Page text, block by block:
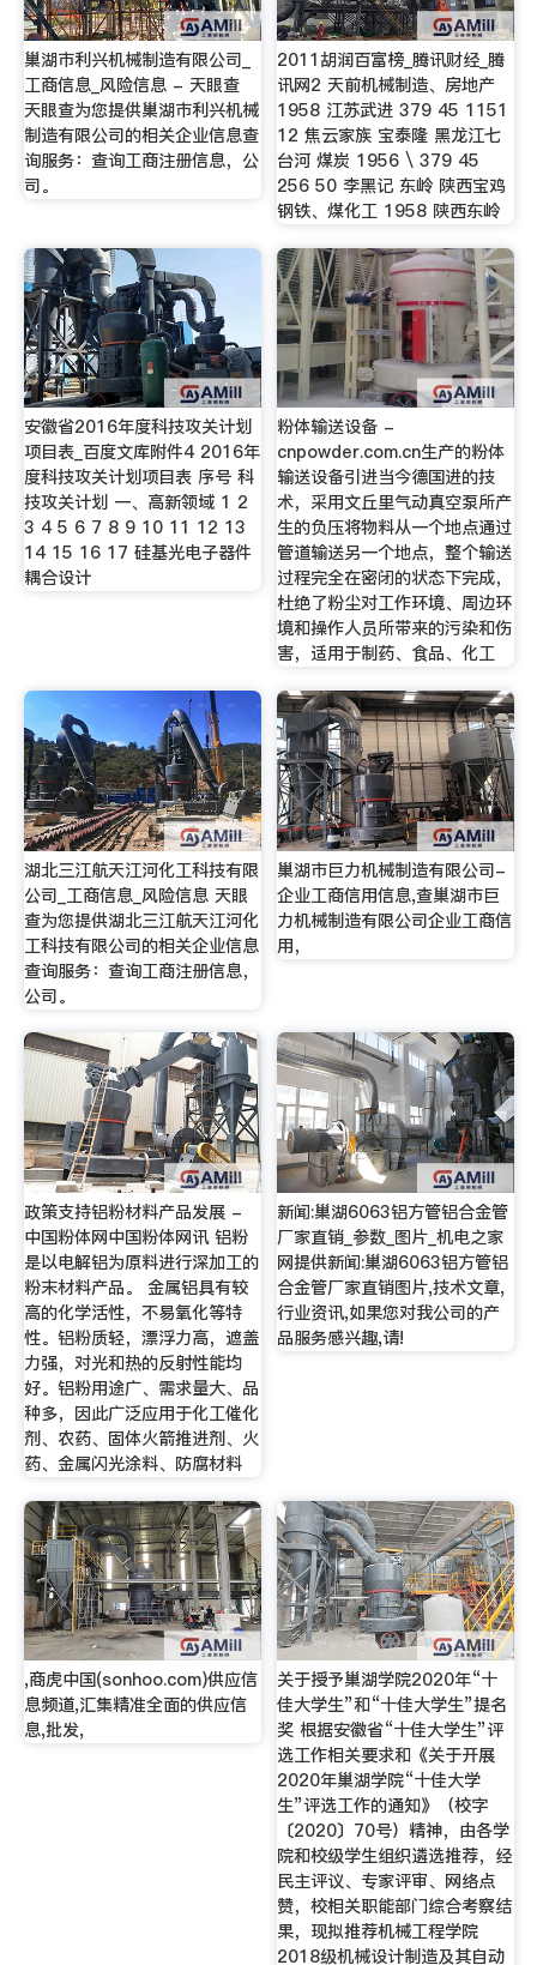
巢湖市利兴机械制造有限公司_
工商信息_风险信息 - 天眼查
天眼查为您提供巢湖市利兴机械
制造有限公司的相关企业信息查
询服务：查询工商注册信息，公
司。
2011胡润百富榜_腾讯财经_腾
讯网2 天前机械制造、房地产
1958 江苏武进 379 45 1151
12 焦云家族 宝泰隆 黑龙江七
台河 煤炭 1956 \ 379 45
256 50 李黑记 东岭 陕西宝鸡
钢铁、煤化工 1958 陕西东岭
安徽省2016年度科技攻关计划
项目表_百度文库附件4 2016年
度科技攻关计划项目表 序号 科
技攻关计划 一、高新领域 1 2
3 4 5 6 7 8 9 10 11 12 13
14 15 16 17 硅基光电子器件
耦合设计
粉体输送设备 -
cnpowder.com.cn生产的粉体
输送设备引进当今德国进的技
术，采用文丘里气动真空泵所产
生的负压将物料从一个地点通过
管道输送另一个地点，整个输送
过程完全在密闭的状态下完成，
杜绝了粉尘对工作环境、周边环
境和操作人员所带来的污染和伤
害，适用于制药、食品、化工
湖北三江航天江河化工科技有限
公司_工商信息_风险信息 天眼
查为您提供湖北三江航天江河化
工科技有限公司的相关企业信息
查询服务：查询工商注册信息，
公司。
巢湖市巨力机械制造有限公司-
企业工商信用信息,查巢湖市巨
力机械制造有限公司企业工商信
用，
政策支持铝粉材料产品发展 -
中国粉体网中国粉体网讯 铝粉
是以电解铝为原料进行深加工的
粉末材料产品。 金属铝具有较
高的化学活性，不易氧化等特
性。铝粉质轻，漂浮力高，遮盖
力强，对光和热的反射性能均
好。铝粉用途广、需求量大、品
种多，因此广泛应用于化工催化
剂、农药、固体火箭推进剂、火
药、金属闪光涂料、防腐材料
新闻:巢湖6063铝方管铝合金管
厂家直销_参数_图片_机电之家
网提供新闻:巢湖6063铝方管铝
合金管厂家直销图片,技术文章,
行业资讯,如果您对我公司的产
品服务感兴趣,请!
,商虎中国(sonhoo.com)供应信
息频道,汇集精准全面的供应信
息,批发,
关于授予巢湖学院2020年“十
佳大学生”和“十佳大学生”提名
奖 根据安徽省“十佳大学生”评
选工作相关要求和《关于开展
2020年巢湖学院“十佳大学
生”评选工作的通知》（校字
〔2020〕70号）精神，由各学
院和校级学生组织遴选推荐，经
民主评议、专家评审、网络点
赞，校相关职能部门综合考察结
果，现拟推荐机械工程学院
2018级机械设计制造及其自动